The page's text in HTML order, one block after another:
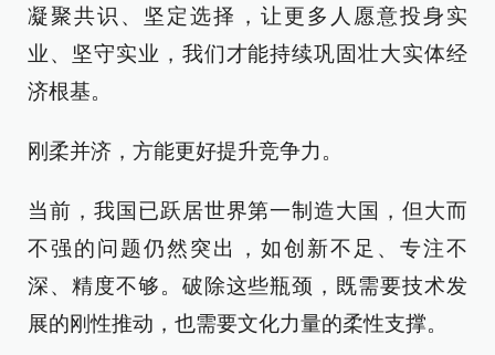
凝聚共识、坚定选择，让更多人愿意投身实
业、坚守实业，我们才能持续巩固壮大实体经
济根基。
刚柔并济，方能更好提升竞争力。
当前，我国已跃居世界第一制造大国，但大而
不强的问题仍然突出，如创新不足、专注不
深、精度不够。破除这些瓶颈，既需要技术发
展的刚性推动，也需要文化力量的柔性支撑。